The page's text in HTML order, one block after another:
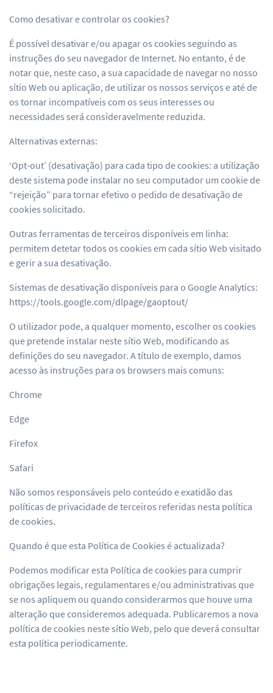
Como desativar e controlar os cookies?
É possível desativar e/ou apagar os cookies seguindo as
instruções do seu navegador de Internet. No entanto, é de
notar que, neste caso, a sua capacidade de navegar no nosso
sítio Web ou aplicação, de utilizar os nossos serviços e até de
os tornar incompatíveis com os seus interesses ou
necessidades será consideravelmente reduzida.
Alternativas externas:
‘Opt-out’ (desativação) para cada tipo de cookies: a utilização
deste sistema pode instalar no seu computador um cookie de
“rejeição” para tornar efetivo o pedido de desativação de
cookies solicitado.
Outras ferramentas de terceiros disponíveis em linha:
permitem detetar todos os cookies em cada sítio Web visitado
e gerir a sua desativação.
Sistemas de desativação disponíveis para o Google Analytics:
https://tools.google.com/dlpage/gaoptout/
O utilizador pode, a qualquer momento, escolher os cookies
que pretende instalar neste sítio Web, modificando as
definições do seu navegador. A título de exemplo, damos
acesso às instruções para os browsers mais comuns:
Chrome
Edge
Firefox
Safari
Não somos responsáveis pelo conteúdo e exatidão das
políticas de privacidade de terceiros referidas nesta política
de cookies.
Quando é que esta Política de Cookies é actualizada?
Podemos modificar esta Política de cookies para cumprir
obrigações legais, regulamentares e/ou administrativas que
se nos apliquem ou quando considerarmos que houve uma
alteração que consideremos adequada. Publicaremos a nova
política de cookies neste sítio Web, pelo que deverá consultar
esta política periodicamente.